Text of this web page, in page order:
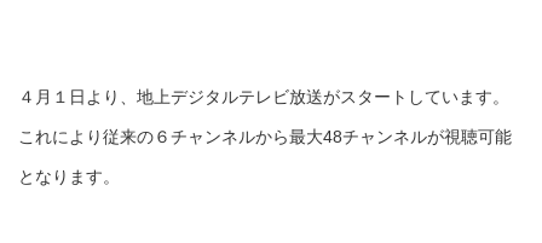
４月１日より、地上デジタルテレビ放送がスタートしています。
これにより従来の６チャンネルから最大48チャンネルが視聴可能
となります。